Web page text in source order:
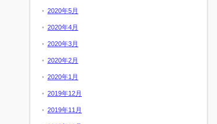
2020年5月
2020年4月
2020年3月
2020年2月
2020年1月
2019年12月
2019年11月